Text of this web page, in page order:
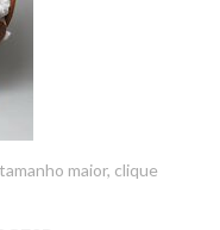
maior, clique